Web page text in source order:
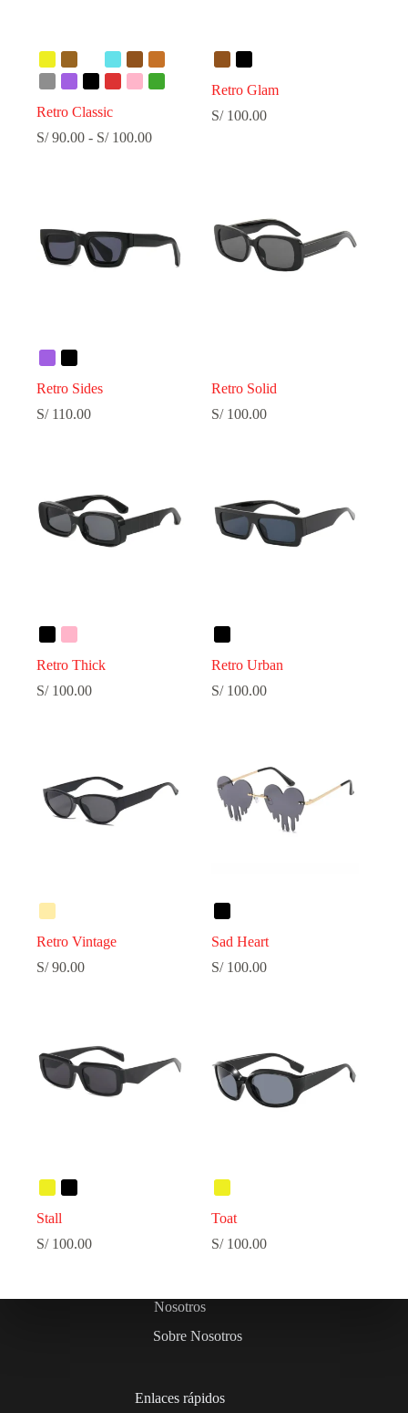
Retro Classic
S/90.00 - S/100.00Rango
S/ 100.00
Retro Glam
S/100.00
Retro Sides
S/110.00
Retro Solid
S/100.00
Retro Thick
S/100.00
Retro Urban
S/100.00
Retro Vintage
S/90.00
Sad Heart
S/100.00
Stall
S/100.00
Toat
S/100.00
Nosotros
Sobre Nosotros
Enlaces rápidos